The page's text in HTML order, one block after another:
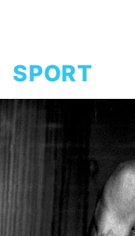
SPORT